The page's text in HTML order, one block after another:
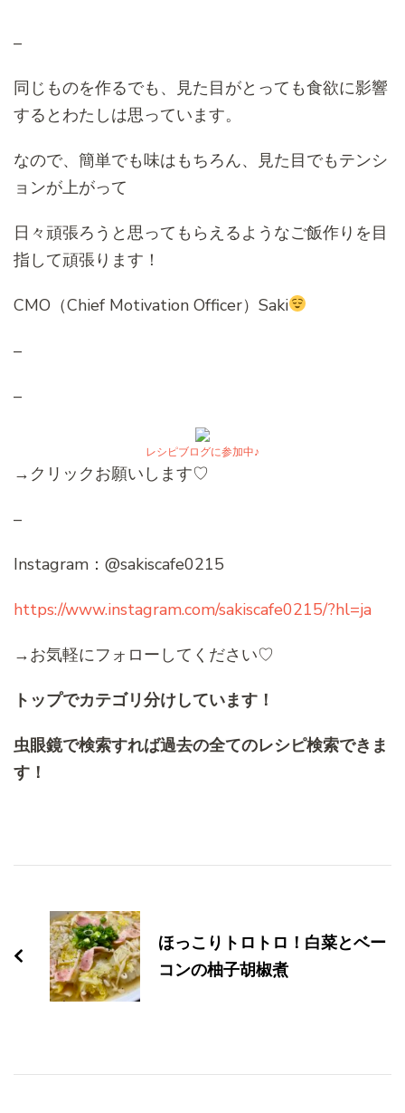
–
同じものを作るでも、見た目がとっても食欲に影響
するとわたしは思っています。
なので、簡単でも味はもちろん、見た目でもテンシ
ョンが上がって
日々頑張ろうと思ってもらえるようなご飯作りを目
指して頑張ります！
CMO（Chief Motivation Officer）Saki
–
–
レシピブログに参加中♪
→クリックお願いします♡
–
Instagram：@sakiscafe0215
https://www.instagram.com/sakiscafe0215/?hl=ja
→お気軽にフォローしてください♡
トップでカテゴリ分けしています！
虫眼鏡で検索すれば過去の全てのレシピ検索できま
す！
ナ
ー
ほっこりトロトロ！白菜とベー
コンの柚子胡椒煮